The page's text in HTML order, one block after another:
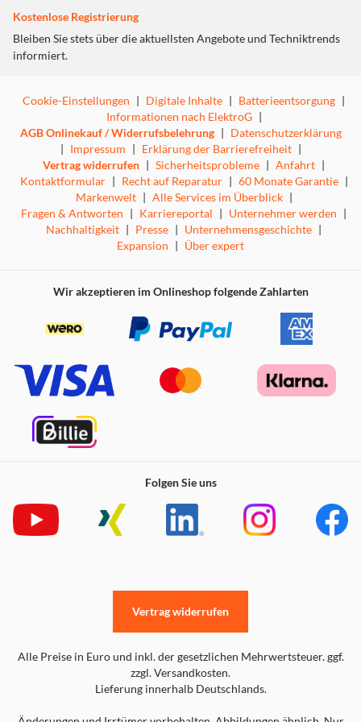
Verstellbare Größe für eine ideale Passform
Magnetverschluss für mühelose Anwendung
und EN 1811.
MATERIALIEN
Edelstahl, rostfreies Eisen, Neodym-Magnet (Neodym–
Eisen–Bor), Silikon, ABS
Dieses Armband passt für:
38mm Apple Watch Series 1–3
40mm Apple Watch Series 4–6
40mm Apple Watch SE (1st - 3rd generation)
42mm Apple Watch Series 10 -11
Wenn Sie unsicher bezüglich der Größe oder des Modells
Ihrer Apple Watch sind, prüfen Sie einfach die Rückseite
Passend für Handgelenke 145–230 mm
Kostenlose Registrierung
Bleiben Sie stets über die aktuellsten Angebote und Techniktrends
informiert.
Cookie-Einstellungen | Digitale Inhalte | Batterieentsorgung |
Informationen nach ElektroG |
AGB Onlinekauf / Widerrufsbelehrung | Datenschutzerklärung
| Impressum | Erklärung der Barrierefreiheit |
Vertrag widerrufen | Sicherheitsprobleme | Anfahrt |
Kontaktformular | Recht auf Reparatur | 60 Monate Garantie |
Markenwelt | Alle Services im Überblick |
Fragen & Antworten | Karriereportal | Unternehmer werden |
Nachhaltigkeit | Presse | Unternehmensgeschichte |
Expansion | Über expert
Wir akzeptieren im Onlineshop folgende Zahlarten
Folgen Sie uns
Alle Preise in Euro und inkl. der gesetzlichen Mehrwertsteuer. ggf.
zzgl. Versandkosten.
Lieferung innerhalb Deutschlands.
Vertrag widerrufen